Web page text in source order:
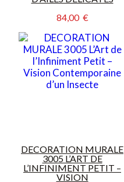
84,00  €
DECORATION MURALE
3005 L’ART DE
L’INFINIMENT PETIT –
VISION